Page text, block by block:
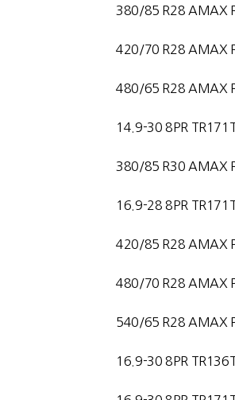
380/85 R28 AMAX
420/70 R28 AMAX
480/65 R28 AMAX
14.9-30 8PR
380/85 R30 AMAX
16.9-28 8PR
420/85 R28 AMAX
480/70 R28 AMAX
540/65 R28 AMAX
16.9-30 8PR